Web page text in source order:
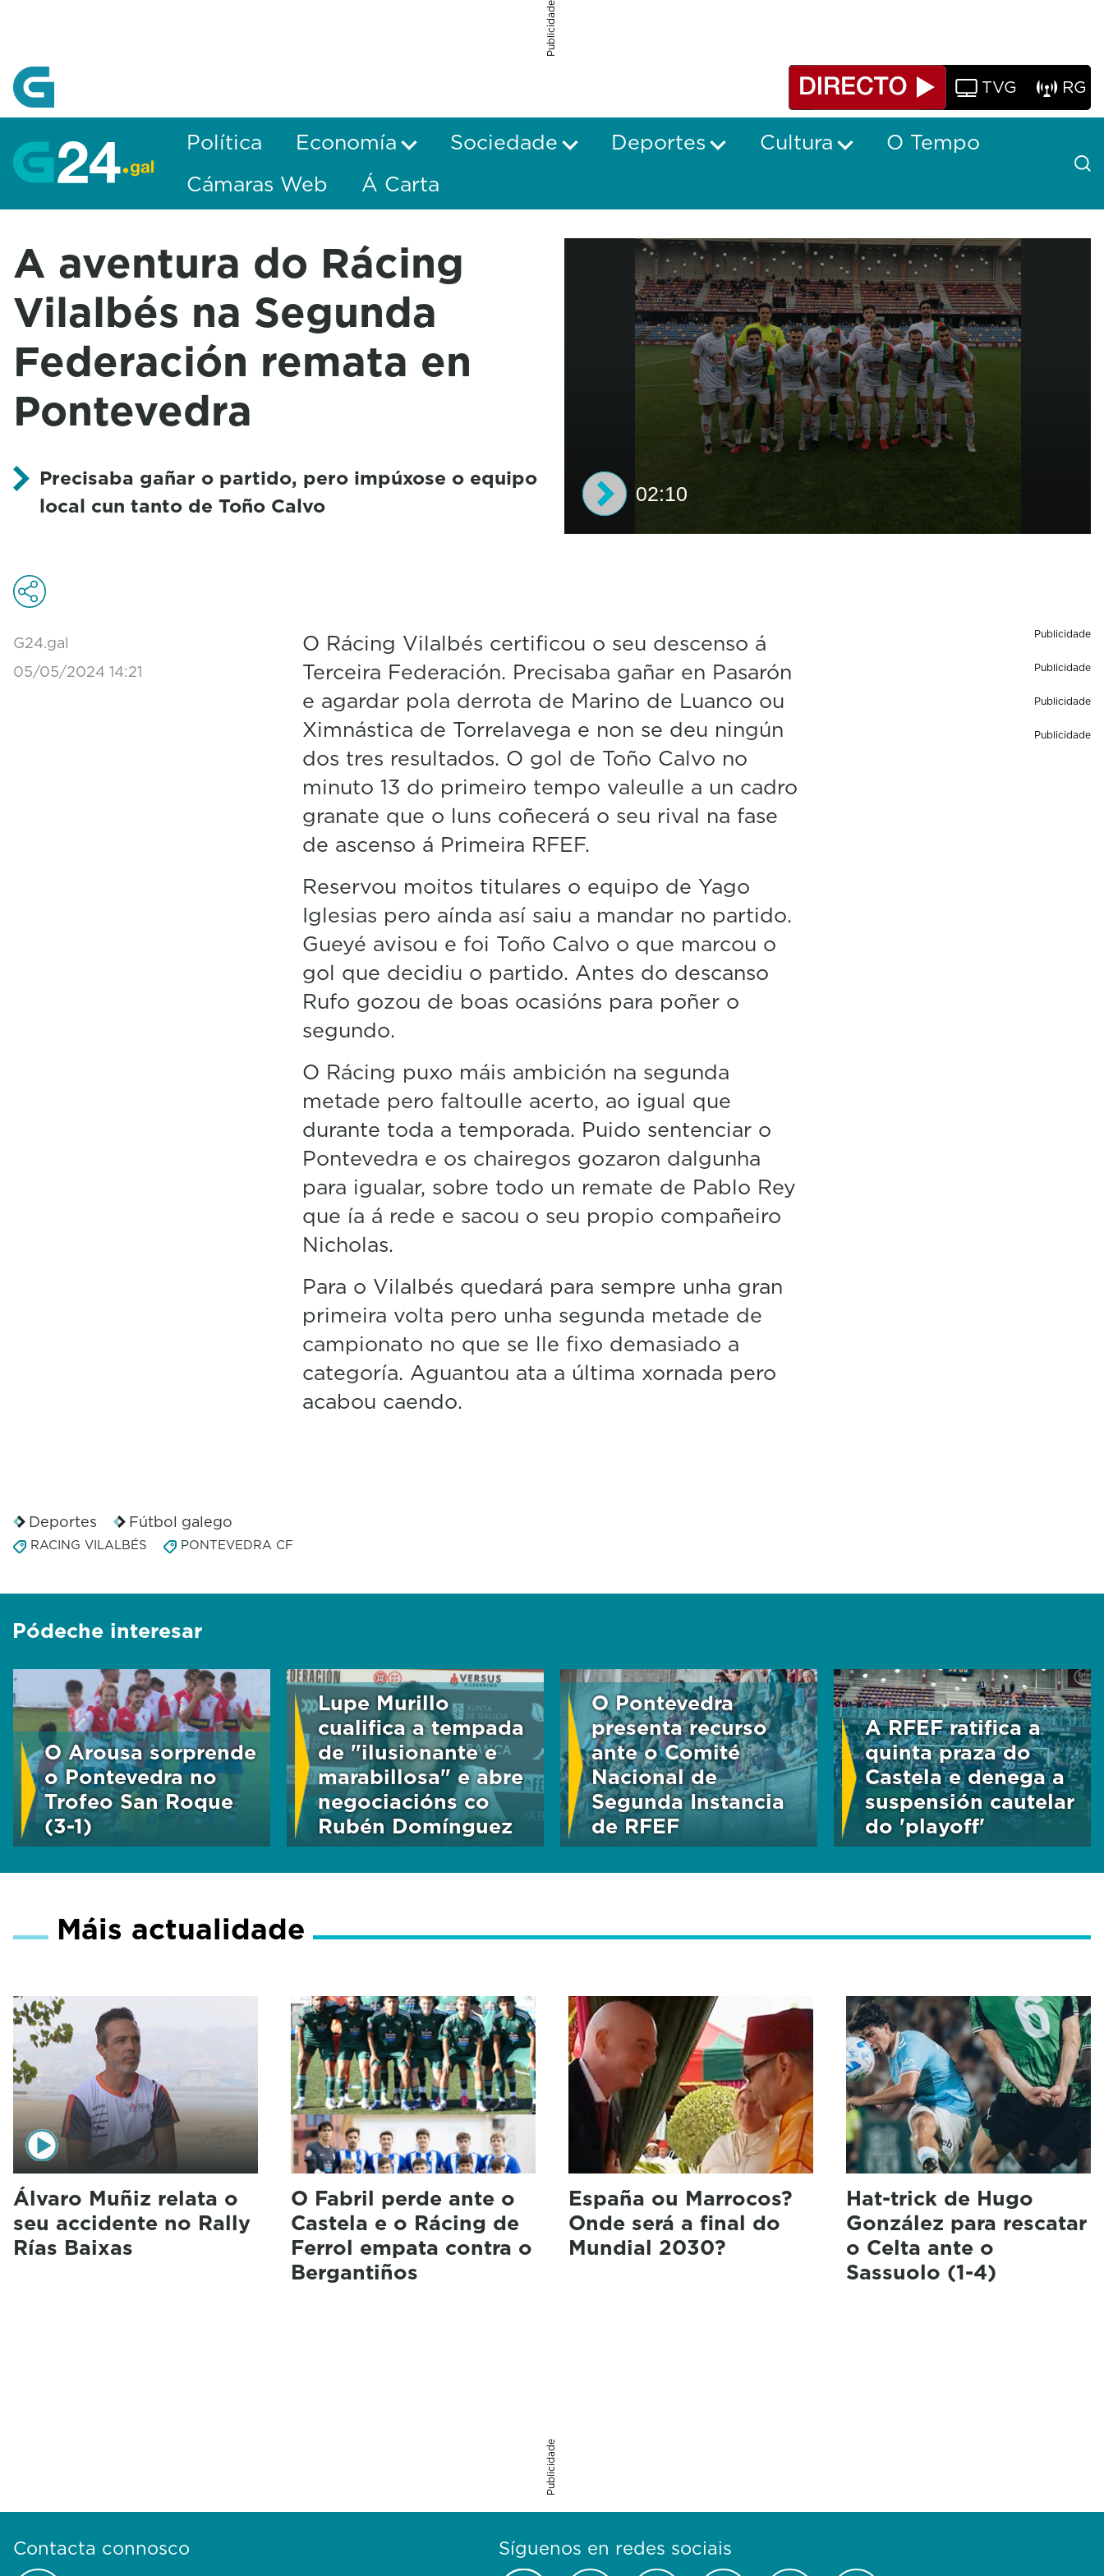
Publicidade
TVG RG
Política Economía Sociedade Deportes Cultura
O Tempo
Cámaras Web
Á Carta
A aventura do Rácing
Vilalbés na Segunda
Federación remata en
Pontevedra
Precisaba gañar o partido, pero impúxose o equipo
local cun tanto de Toño Calvo
s
o
f
m
i
u
e
,
1
0
e
o
d
V
o
l
5
%
02:10
G24.gal
05/05/2024 14:21
O Rácing Vilalbés certificou o seu descenso á
Terceira Federación. Precisaba gañar en Pasarón
e agardar pola derrota de Marino de Luanco ou
Ximnástica de Torrelavega e non se deu ningún
dos tres resultados. O gol de Toño Calvo no
minuto 13 do primeiro tempo valeulle a un cadro
granate que o luns coñecerá o seu rival na fase
de ascenso á Primeira RFEF.
Reservou moitos titulares o equipo de Yago
Iglesias pero aínda así saiu a mandar no partido.
Gueyé avisou e foi Toño Calvo o que marcou o
gol que decidiu o partido. Antes do descanso
Rufo gozou de boas ocasións para poñer o
segundo.
O Rácing puxo máis ambición na segunda
metade pero faltoulle acerto, ao igual que
durante toda a temporada. Puido sentenciar o
Pontevedra e os chairegos gozaron dalgunha
para igualar, sobre todo un remate de Pablo Rey
que ía á rede e sacou o seu propio compañeiro
Nicholas.
Para o Vilalbés quedará para sempre unha gran
primeira volta pero unha segunda metade de
campionato no que se lle fixo demasiado a
categoría. Aguantou ata a última xornada pero
acabou caendo.
Publicidade
Publicidade
Publicidade
Publicidade
Deportes Fútbol galego
RACING VILALBÉS PONTEVEDRA CF
Pódeche interesar
O Arousa sorprende
o Pontevedra no
Trofeo San Roque
(3-1)
Lupe Murillo
cualifica a tempada
de "ilusionante e
marabillosa" e abre
negociacións co
Rubén Domínguez
O Pontevedra
presenta recurso
ante o Comité
Nacional de
Segunda Instancia
de RFEF
A RFEF ratifica a
quinta praza do
Castela e denega a
suspensión cautelar
do 'playoff'
Máis actualidade
Álvaro Muñiz relata o
seu accidente no Rally
Rías Baixas
O Fabril perde ante o
Castela e o Rácing de
Ferrol empata contra o
Bergantiños
España ou Marrocos?
Onde será a final do
Mundial 2030?
Hat-trick de Hugo
González para rescatar
o Celta ante o
Sassuolo (1-4)
Publicidade
Contacta connosco Síguenos en redes sociais